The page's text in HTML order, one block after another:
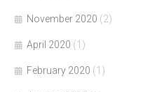
November 2020 (2)
April 2020 (1)
February 2020 (1)